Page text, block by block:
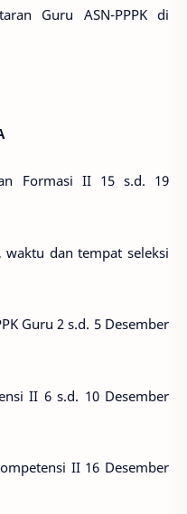
Guru ASN-PPPK di
Formasi II 15 s.d. 19
waktu dan tempat seleksi
Guru 2 s.d. 5 Desember
II 6 s.d. 10 Desember
II 16 Desember